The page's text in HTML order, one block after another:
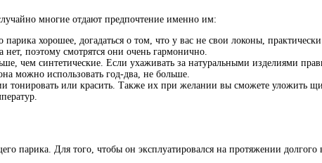
многие отдают предпочтение именно им:
парика хорошее, догадаться о том, что у вас не свои локоны,
нет, поэтому смотрятся они очень гармонично.
чем синтетические. Если ухаживать за натуральными изделиями
можно использовать год-два, не больше.
или красить. Также их при желании вы сможете уложить
парика. Для того, чтобы он эксплуатировался на протяжении